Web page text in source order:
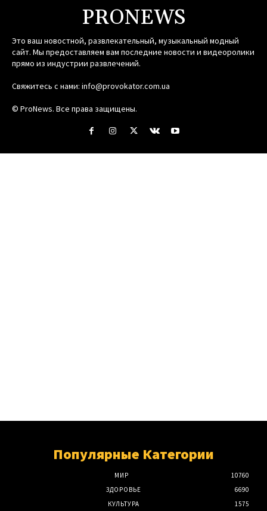
PRONEWS
Это ваш новостной, развлекательный, музыкальный модный
сайт. Мы предоставляем вам последние новости и видеоролики
прямо из индустрии развлечений.
Свяжитесь с нами: info@provokator.com.ua
© ProNews. Все права защищены.
Популярные Категории
МИР
10760
ЗДОРОВЬЕ
6690
КУЛЬТУРА
1575